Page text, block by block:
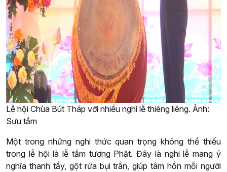
Lễ hội Chùa Bút Tháp với nhiều nghi lễ thiêng liêng. Ảnh:
Sưu tầm
Một trong những nghi thức quan trọng không thể thiếu
trong lễ hội là lễ tắm tượng Phật. Đây là nghi lễ mang ý
nghĩa thanh tẩy, gột rửa bụi trần, giúp tâm hồn mỗi người